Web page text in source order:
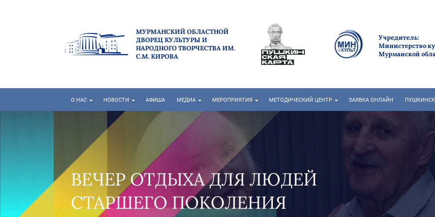
МУРМАНСКИЙ ОБЛАСТНОЙ
ДВОРЕЦ КУЛЬТУРЫ И
НАРОДНОГО ТВОРЧЕСТВА ИМ.
С.М. КИРОВА
Учредитель:
Министерство
Мурманской
О НАС НОВОСТИ АФИША МЕДИА МЕРОПРИЯТИЯ МЕТОДИЧЕСКИЙ ЦЕНТР ЗАЯВКА ОНЛАЙН
ОТДЫХА ДЛЯ ЛЮДЕЙ
ПОКОЛЕНИЯ